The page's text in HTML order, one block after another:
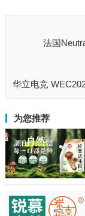
法国
华立电竞
为您推荐